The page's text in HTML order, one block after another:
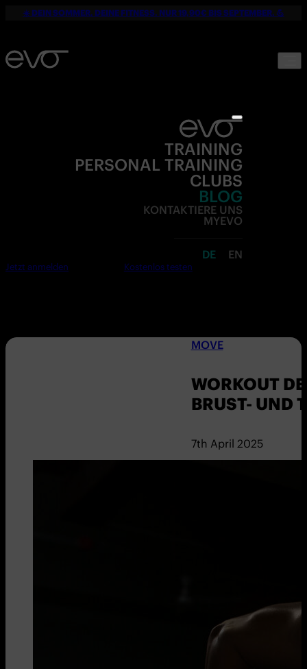
☀️ DEIN SOMMER. DEINE FITNESS. NUR 19,90€ BIS SEPTEMBER. 💪
TRAINING
PERSONAL TRAINING
CLUBS
BLOG
KONTAKTIERE UNS
MYEVO
DE EN
Jetzt anmelden Kostenlos testen
MOVE
WORKOUT
BRUST- UND
7th April 2025